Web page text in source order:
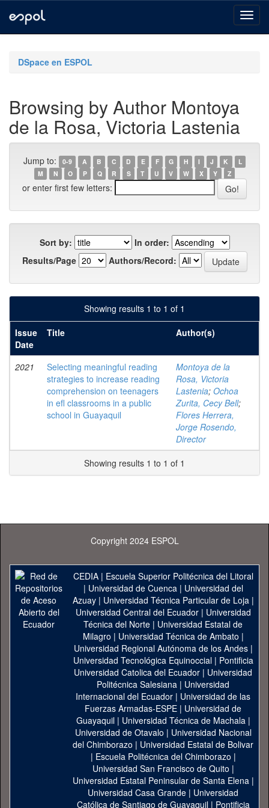
navigationDSpace en ESPOL
Browsing by Author Montoya
de la Rosa, Victoria Lastenia
Jump to: 0-9 A B C D E F G H I J K
L
M
N O P Q R S T U V W X Y Z
or enter first few letters:
Sort by:
In order:
Results/Page
Authors/Record:
Showing results 1 to 1 of 1
Issue
Date
Title Author(s)
2021
Selecting meaningful reading
strategies to increase reading
comprehension on teenagers
in efl classrooms in a public
school in Guayaquil
Montoya de la
Rosa, Victoria
Lastenia; Ochoa
Zurita, Cecy Bell;
Flores Herrera,
Jorge Rosendo,
Director
Showing results 1 to 1 of 1
Copyright 2024 ESPOL
CEDIA| Escuela Superior Politécnica del Litoral
| Universidad de Cuenca| Universidad del
Azuay| Universidad Técnica Particular de Loja|
Universidad Central del Ecuador| Universidad
Técnica del Norte | Universidad Estatal de
Milagro | Universidad Técnica de Ambato |
Universidad Regional Autónoma de los Andes|
Universidad Tecnológica Equinoccial| Pontificia
Universidad Catolica del Ecuador | Universidad
Politécnica Salesiana | Universidad
Internacional del Ecuador | Universidad de las
Fuerzas Armadas-ESPE | Universidad de
Guayaquil| Universidad Técnica de Machala|
Universidad de Otavalo | Universidad Nacional
del Chimborazo | Universidad Estatal de Bolivar
| Escuela Politécnica del Chimborazo |
Universidad San Francisco de Quito |
Universidad Estatal Peninsular de Santa Elena|
Universidad Casa Grande | Universidad
Católica de Santiago de Guayaquil| Pontificia